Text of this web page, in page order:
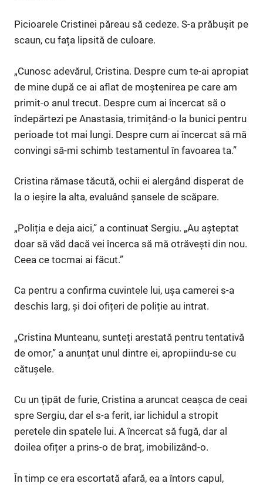
Picioarele Cristinei păreau să cedeze. S-a prăbușit pe
scaun, cu fața lipsită de culoare.
„Cunosc adevărul, Cristina. Despre cum te-ai apropiat
de mine după ce ai aflat de moștenirea pe care am
primit-o anul trecut. Despre cum ai încercat să o
îndepărtezi pe Anastasia, trimițând-o la bunici pentru
perioade tot mai lungi. Despre cum ai încercat să mă
convingi să-mi schimb testamentul în favoarea ta.”
Cristina rămase tăcută, ochii ei alergând disperat de
la o ieșire la alta, evaluând șansele de scăpare.
„Poliția e deja aici,” a continuat Sergiu. „Au așteptat
doar să văd dacă vei încerca să mă otrăvești din nou.
Ceea ce tocmai ai făcut.”
Ca pentru a confirma cuvintele lui, ușa camerei s-a
deschis larg, și doi ofițeri de poliție au intrat.
„Cristina Munteanu, sunteți arestată pentru tentativă
de omor,” a anunțat unul dintre ei, apropiindu-se cu
cătușele.
Cu un țipăt de furie, Cristina a aruncat ceașca de ceai
spre Sergiu, dar el s-a ferit, iar lichidul a stropit
peretele din spatele lui. A încercat să fugă, dar al
doilea ofițer a prins-o de braț, imobilizând-o.
În timp ce era escortată afară, ea a întors capul,